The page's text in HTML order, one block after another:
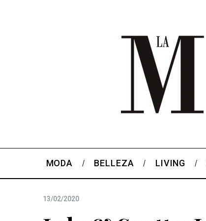
MODA BELLEZA LIVING
13/02/2020